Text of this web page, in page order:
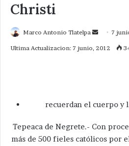
Christi
Marco Antonio Tlatelpa
Send 7
Ultima Actualizacion: 7 junio, 2012
recuerdan el cuerpo y
Tepeaca de Negrete.- Con
más de 500 fieles católicos por